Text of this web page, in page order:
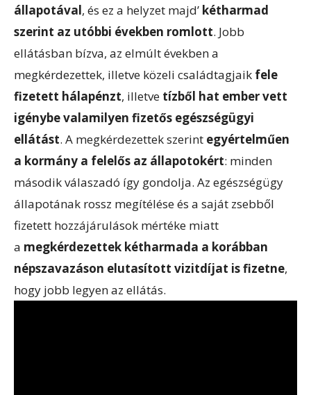
állapotával, és ez a helyzet majd’ kétharmad
szerint az utóbbi években romlott. Jobb
ellátásban bízva, az elmúlt években a
megkérdezettek, illetve közeli családtagjaik fele
fizetett hálapénzt, illetve tízből hat ember vett
igénybe valamilyen fizetős egészségügyi
ellátást. A megkérdezettek szerint egyértelműen
a kormány a felelős az állapotokért: minden
második válaszadó így gondolja. Az egészségügy
állapotának rossz megítélése és a saját zsebből
fizetett hozzájárulások mértéke miatt
a megkérdezettek kétharmada a korábban
népszavazáson elutasított vizitdíjat is fizetne,
hogy jobb legyen az ellátás.